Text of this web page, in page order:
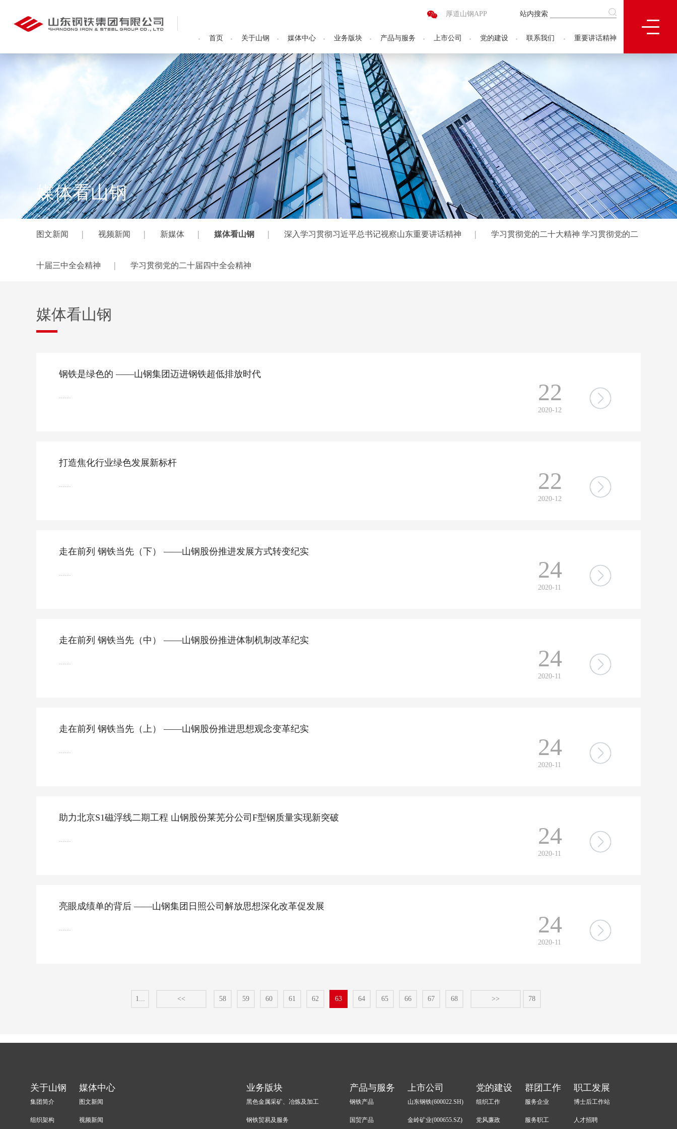
厚道山钢APP 站内搜索
首页 关于山钢 媒体中心 业务版块 产品与服务 上市公司 党的建设 联系我们 重要讲话精神
媒体看山钢
图文新闻 | 视频新闻 | 新媒体 | 媒体看山钢 | 深入学习贯彻习近平总书记视察山东重要讲话精神 | 学习贯彻党的二十大精神 学习贯彻党的二
十届三中全会精神 | 学习贯彻党的二十届四中全会精神
媒体看山钢
钢铁是绿色的 ——山钢集团迈进钢铁超低排放时代
...... 22
2020-12
打造焦化行业绿色发展新标杆
...... 22
2020-12
走在前列 钢铁当先（下） ——山钢股份推进发展方式转变纪实
...... 24
2020-11
走在前列 钢铁当先（中） ——山钢股份推进体制机制改革纪实
...... 24
2020-11
走在前列 钢铁当先（上） ——山钢股份推进思想观念变革纪实
...... 24
2020-11
助力北京S1磁浮线二期工程 山钢股份莱芜分公司F型钢质量实现新突破
...... 24
2020-11
亮眼成绩单的背后 ——山钢集团日照公司解放思想深化改革促发展
...... 24
2020-11
1... << 58 59 60 61 62 63 64 65 66 67 68 >> 78
关于山钢
集团简介
组织架构
媒体中心
图文新闻
视频新闻
业务版块
黑色金属采矿、冶炼及加工
钢铁贸易及服务
产品与服务
钢铁产品
国贸产品
上市公司
山东钢铁(600022.SH)
金岭矿业(000655.SZ)
党的建设
组织工作
党风廉政
群团工作
服务企业
服务职工
职工发展
博士后工作站
人才招聘